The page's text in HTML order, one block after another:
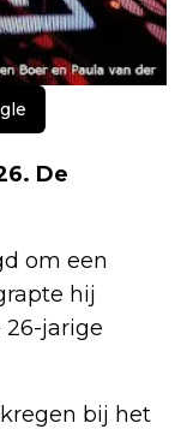
De
om een
hij
26-jarige
bij het